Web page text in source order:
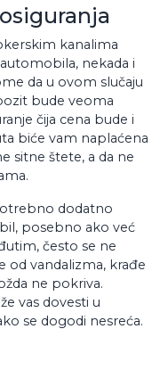
kanalima
nekada i
da u ovom slučaju
bude veoma
čija cena bude i
biće vam naplaćena
sitne štete, a da ne
dodatno
posebno ako već
često se ne
od vandalizma, krađe
ne pokriva.
vas dovesti u
se dogodi nesreća.